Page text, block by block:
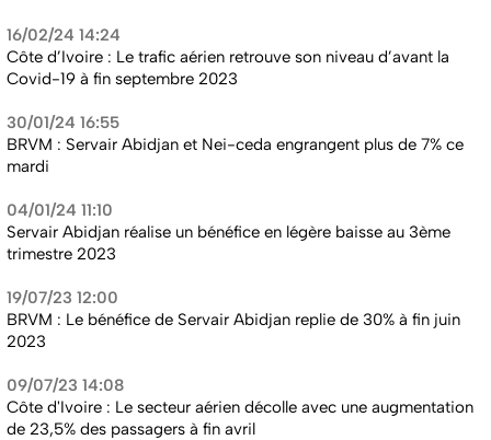
16/02/24 14:24
Côte d’Ivoire : Le trafic aérien retrouve son niveau d’avant la
Covid-19 à fin septembre 2023
30/01/24 16:55
BRVM : Servair Abidjan et Nei-ceda engrangent plus de 7% ce
mardi
04/01/24 11:10
Servair Abidjan réalise un bénéfice en légère baisse au 3ème
trimestre 2023
19/07/23 12:00
BRVM : Le bénéfice de Servair Abidjan replie de 30% à fin juin
2023
09/07/23 14:08
Côte d'Ivoire : Le secteur aérien décolle avec une augmentation
de 23,5% des passagers à fin avril